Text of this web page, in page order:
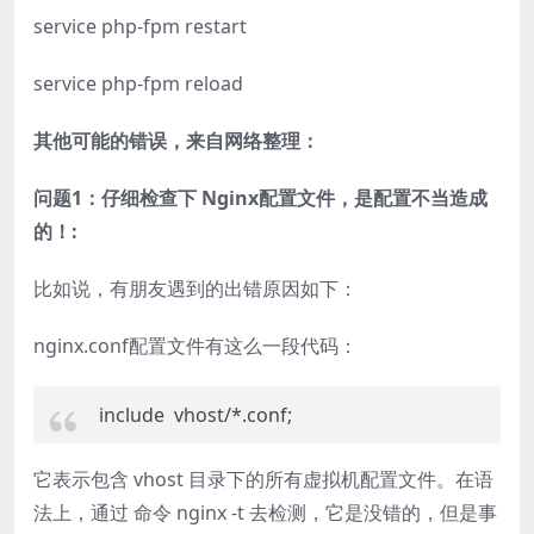
service php-fpm restart
service php-fpm reload
其他可能的错误，来自网络整理：
问题1：仔细检查下 Nginx配置文件，是配置不当造成
的！:
比如说，有朋友遇到的出错原因如下：
nginx.conf配置文件有这么一段代码：
include vhost/*.conf;
它表示包含 vhost 目录下的所有虚拟机配置文件。在语
法上，通过 命令 nginx -t 去检测，它是没错的，但是事